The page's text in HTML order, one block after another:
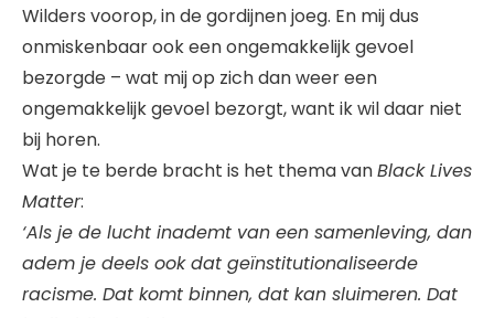
Wilders voorop, in de gordijnen joeg. En mij dus
onmiskenbaar ook een ongemakkelijk gevoel
bezorgde – wat mij op zich dan weer een
ongemakkelijk gevoel bezorgt, want ik wil daar niet
bij horen.
Wat je te berde bracht is het thema vanBlack Lives
Matter:
‘Als je de lucht inademt van een samenleving, dan
adem je deels ook dat geïnstitutionaliseerde
racisme. Dat komt binnen, dat kan sluimeren. Dat